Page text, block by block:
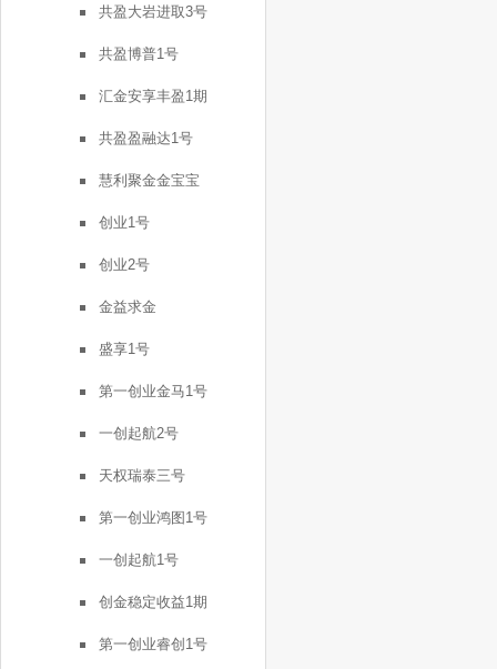
共盈大岩进取3号
共盈博普1号
汇金安享丰盈1期
共盈盈融达1号
慧利聚金金宝宝
创业1号
创业2号
金益求金
盛享1号
第一创业金马1号
一创起航2号
天权瑞泰三号
第一创业鸿图1号
一创起航1号
创金稳定收益1期
第一创业睿创1号